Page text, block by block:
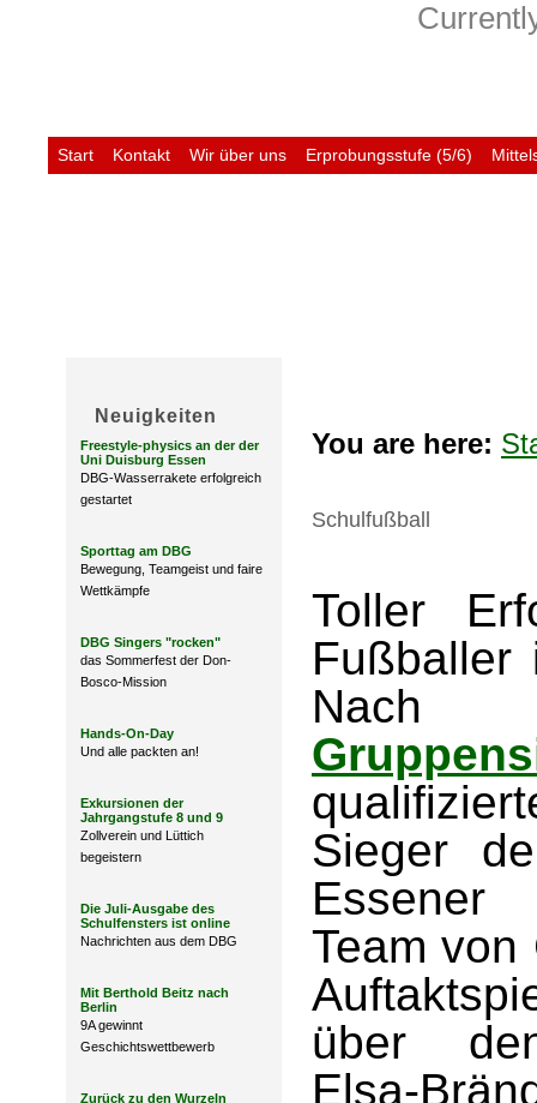
Start Kontakt Wir über uns Erprobungsstufe (5/6)
Neuigkeiten
Freestyle-physics an der der
Uni Duisburg Essen
DBG-Wasserrakete erfolgreich
gestartet
Sporttag am DBG
Bewegung, Teamgeist und faire
Wettkämpfe
DBG Singers "rocken"
das Sommerfest der Don-
Bosco-Mission
Hands-On-Day
Und alle packten an!
Exkursionen der
Jahrgangstufe 8 und 9
Zollverein und Lüttich
begeistern
Die Juli-Ausgabe des
Schulfensters ist online
Nachrichten aus dem DBG
Mit Berthold Beitz nach
Berlin
9A gewinnt
Geschichtswettbewerb
Zurück zu den Wurzeln
You are here:
Schulfußball
Toller
Fußballer
Sieger
Essener
Team
über
Elsa-